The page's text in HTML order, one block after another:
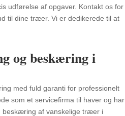
udførelse af opgaver. Kontakt os for
til dine træer. Vi er dedikerede til at
og beskæring i
med fuld garanti for professionelt
som et servicefirma til haver og har
beskæring af vanskelige træer i